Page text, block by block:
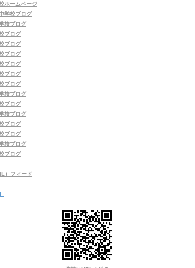
ホームページ
学校ブログ
校ブログ
ブログ
ブログ
ブログ
ブログ
ブログ
ブログ
校ブログ
ブログ
校ブログ
ブログ
ブログ
校ブログ
ブログ
）フィード